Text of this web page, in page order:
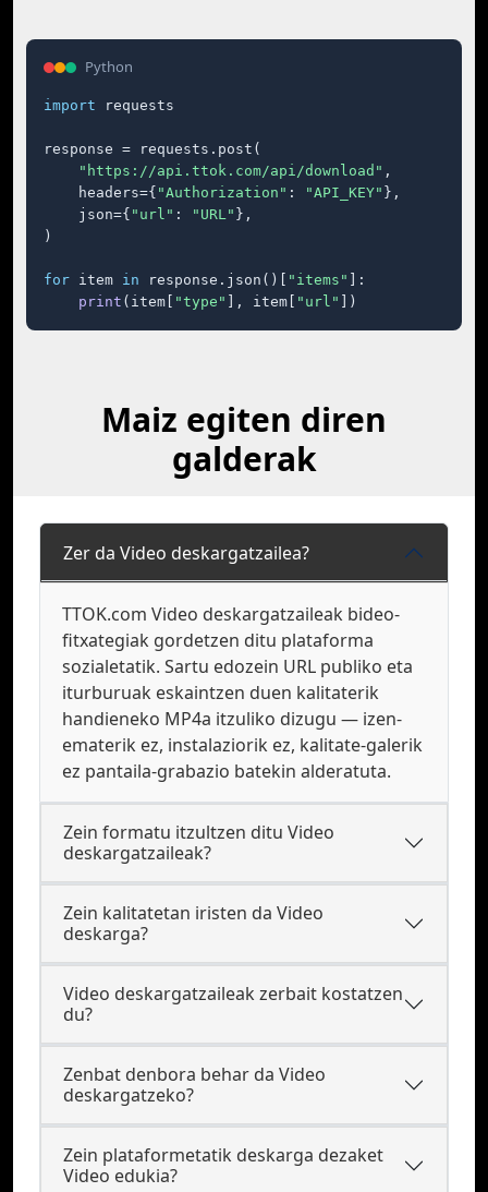
Python
import requests
response = requests.post(
"https://api.ttok.com/api/download" ,
    headers={
"Authorization" : "API_KEY" },
    json={
"url" : "URL" },
)
for item in response.json()[ "items"
]:
print (item[ "type" ], item[ "url" ])
Maiz egiten diren
galderak
Zer da Video deskargatzailea?
TTOK.com Video deskargatzaileak bideo-
fitxategiak gordetzen ditu plataforma
sozialetatik. Sartu edozein URL publiko eta
iturburuak eskaintzen duen kalitaterik
handieneko MP4a itzuliko dizugu — izen-
ematerik ez, instalaziorik ez, kalitate-galerik
ez pantaila-grabazio batekin alderatuta.
Zein formatu itzultzen ditu Video
deskargatzaileak?
Zein kalitatetan iristen da Video
deskarga?
Video deskargatzaileak zerbait kostatzen
du?
Zenbat denbora behar da Video
deskargatzeko?
Zein plataformetatik deskarga dezaket
Video edukia?